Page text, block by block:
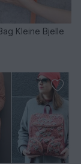
Kleine Bjelle